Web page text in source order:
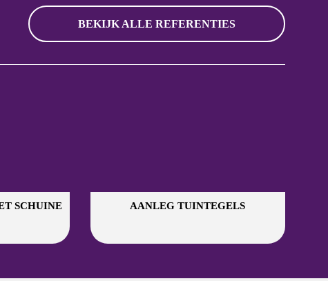
BEKIJK ALLE REFERENTIES
SCHUINE
AANLEG TUINTEGELS